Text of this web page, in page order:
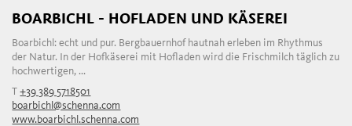
BOARBICHL - HOFLADEN UND KÄSEREI
Boarbichl: echt und pur. Bergbauernhof hautnah erleben im Rhythmus
der Natur. In der Hofkäserei mit Hofladen wird die Frischmilch täglich zu
hochwertigen, ...
T+39 389 5718501
boarbichl@schenna.com
www.boarbichl.schenna.com